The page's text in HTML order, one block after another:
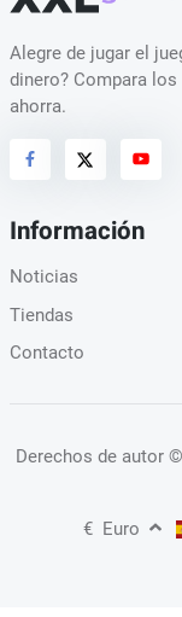
Alegre de jugar el
dinero? Compara
ahorra.
Información
Noticias
Tiendas
Contacto
Derechos de autor ©
€ Euro